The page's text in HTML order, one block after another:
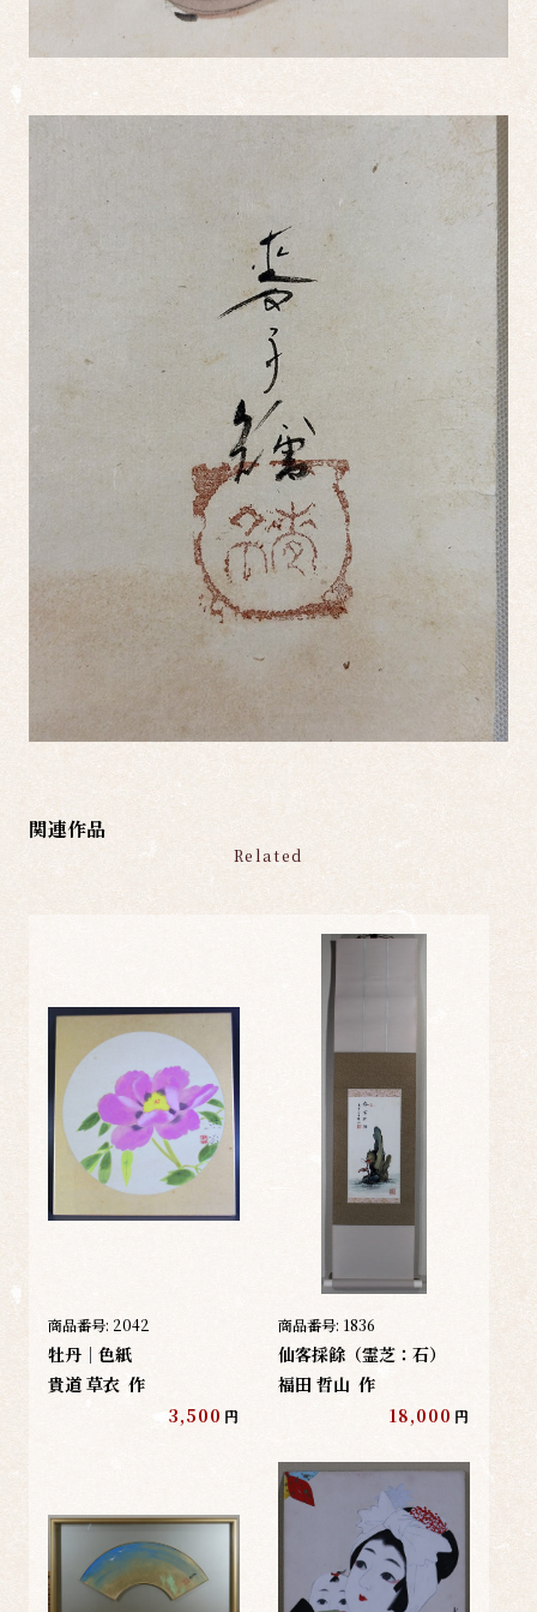
関連作品
Related
商品番号: 2042
牡丹｜色紙
貴道 草衣 作
3,500 円
商品番号: 1836
仙客採餘（霊芝：石）
福田 哲山 作
18,000 円